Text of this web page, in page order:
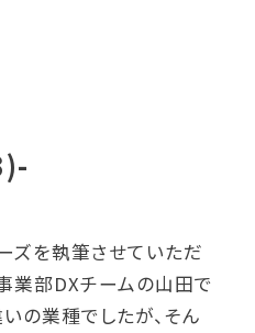
ズを執筆させていただ
業部DXチームの山田で
の業種でしたが、そん